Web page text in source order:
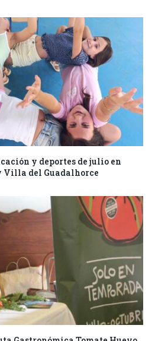
y deportes de julio en
del Guadalhorce